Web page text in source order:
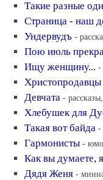
Такие разные
Страница - наш
Ундервудъ -
Пою июль
Ищу женщину... -
Христопродавцы
Девчата -
Хлебушек для
Такая вот байда -
Гармонисты -
Как вы думаете,
Дядя Женя -